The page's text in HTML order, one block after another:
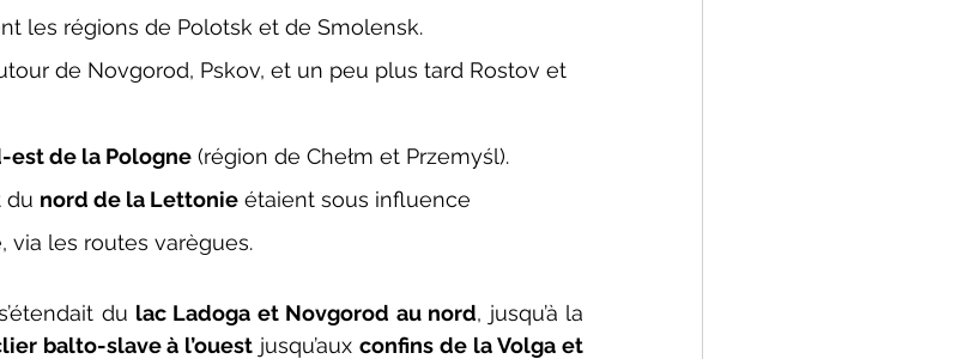
les régions de Polotsk et de Smolensk.
de Novgorod, Pskov, et un peu plus tard Rostov et
est de la Pologne (région de Chełm et Przemyśl).
du nord de la Lettonie étaient sous influence
via les routes varègues.
du lac Ladoga et Novgorod au nord
balto-slave à l’ouest jusqu’aux confins de la Volga et